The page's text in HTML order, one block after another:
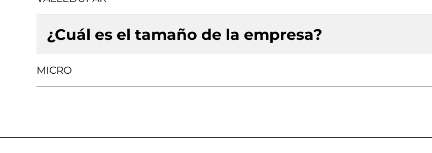
¿Cuál es el tamaño de la empresa?
MICRO